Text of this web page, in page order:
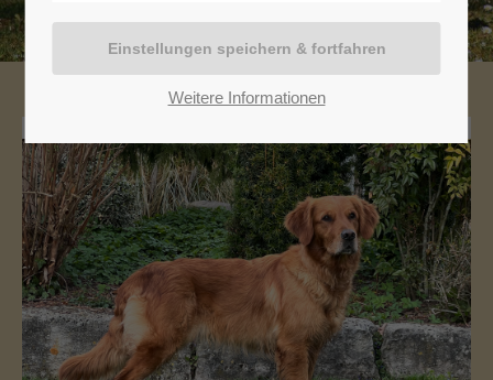
Weitere Informationen